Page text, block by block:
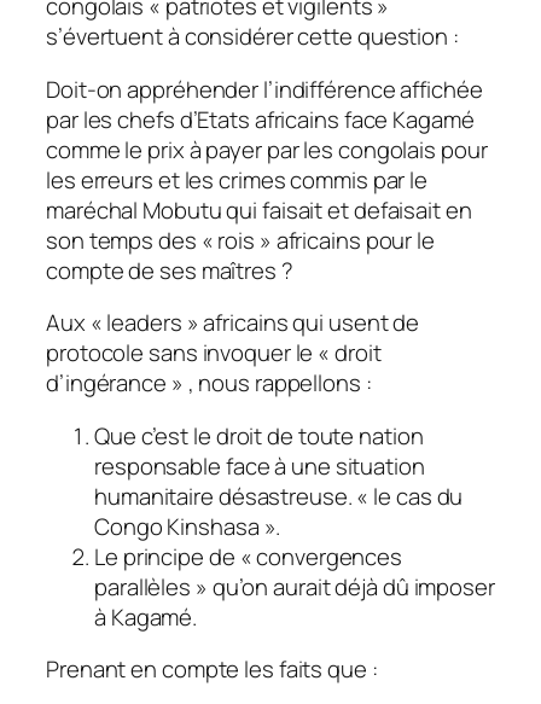
s’évertuent à considérer cette question :
Doit-on appréhender l’indifférence affichée
par les chefs d’Etats africains face Kagamé
comme le prix à payer par les congolais pour
les erreurs et les crimes commis par le
maréchal Mobutu qui faisait et defaisait en
son temps des « rois » africains pour le
compte de ses maîtres ?
Aux « leaders » africains qui usent de
protocole sans invoquer le « droit
d’ingérance » , nous rappellons :
Que c’est le droit de toute nation
responsable face à une situation
humanitaire désastreuse. « le cas du
Congo Kinshasa ».
Le principe de « convergences
parallèles » qu’on aurait déjà dû imposer
à Kagamé.
Prenant en compte les faits que :